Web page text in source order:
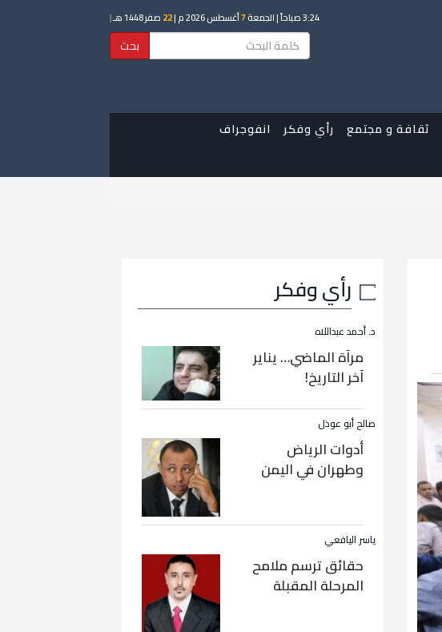
3:24 صباحاً | الجمعة7أغسطس 2026 م | 22 صفر 1448 هـ |
بحث
ثقافة و مجتمع رأي وفكر
انفوجراف
رأي وفكر
د. أحمد عبداللاه
مرآة الماضي… يناير
آخر التاريخ!
صالح أبو عوذل
أدوات الرياض
وطهران في اليمن
ياسر اليافعي
حقائق ترسم ملامح
المرحلة المقبلة